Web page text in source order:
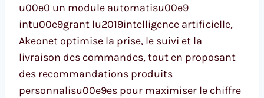
u00e0 un module automatisu00e9
intu00e9grant lu2019intelligence artificielle,
Akeonet optimise la prise, le suivi et la
livraison des commandes, tout en proposant
des recommandations produits
personnalisu00e9es pour maximiser le chiffre